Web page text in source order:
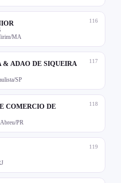
116
MA
117
& ADAO DE SIQUEIRA
SP
118
COMERCIO DE
PR
119